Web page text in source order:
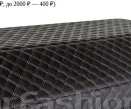
до 2000 ₽ — 400 ₽)